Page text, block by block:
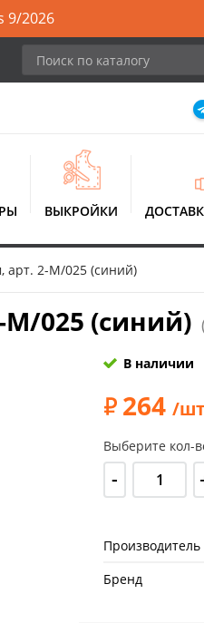
9/2026
ВЫКРОЙКИ
арт. 2-М/025 (синий)
М/025 (синий)
В наличии
264 /шт
Выберите кол-
-
Производитель
Бренд